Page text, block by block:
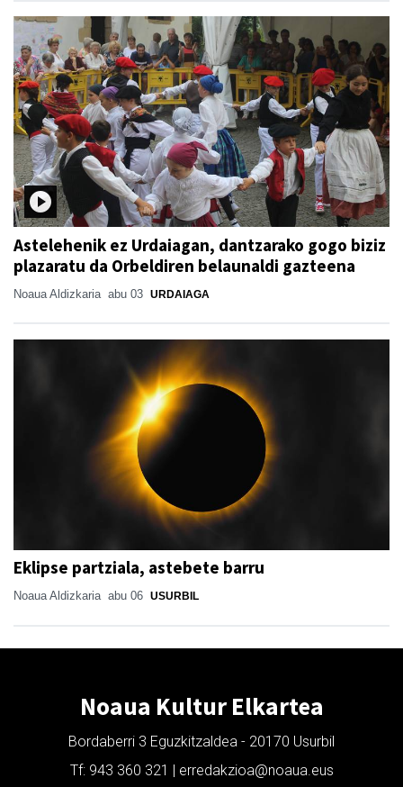
Astelehenik ez Urdaiagan, dantzarako gogo biziz
plazaratu da Orbeldiren belaunaldi gazteena
Noaua Aldizkaria abu 03 URDAIAGA
Eklipse partziala, astebete barru
Noaua Aldizkaria abu 06 USURBIL
Noaua Kultur Elkartea
Bordaberri 3 Eguzkitzaldea - 20170 Usurbil
Tf: 943 360 321 | erredakzioa@noaua.eus